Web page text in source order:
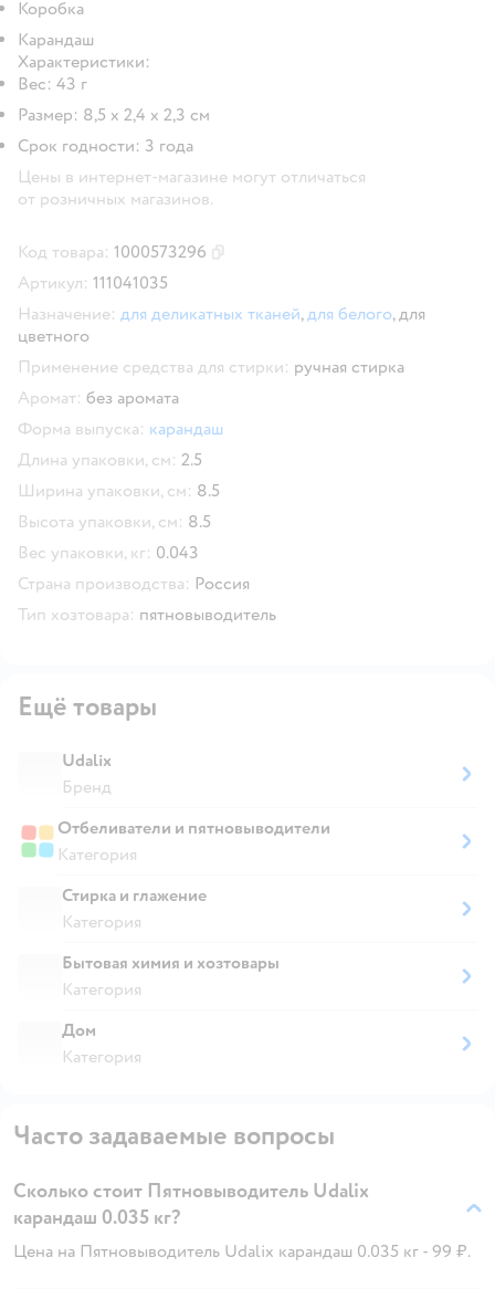
Коробка
Карандаш
Характеристики:
Вес: 43 г
Размер: 8,5 х 2,4 х 2,3 см
Срок годности: 3 года
Цены в интернет-магазине могут отличаться
от розничных магазинов.
Код товара: 1000573296
Артикул: 111041035
Назначение: для деликатных тканей,для белого,для
цветного
Применение средства для стирки: ручная стирка
Аромат: без аромата
Форма выпуска: карандаш
Длина упаковки, см: 2.5
Ширина упаковки, см: 8.5
Высота упаковки, см: 8.5
Вес упаковки, кг: 0.043
Страна производства: Россия
Тип хозтовара: пятновыводитель
Ещё товары
Udalix
Бренд
Отбеливатели и пятновыводители
Категория
Стирка и глажение
Категория
Бытовая химия и хозтовары
Категория
Дом
Категория
Часто задаваемые вопросы
Сколько стоит Пятновыводитель Udalix
карандаш 0.035 кг?
Цена на Пятновыводитель Udalix карандаш 0.035 кг - 99 ₽.